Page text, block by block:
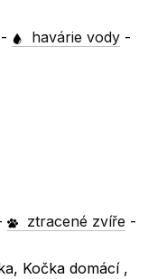
- havárie vody -
ztracené zvíře -
Kočka domácí ,